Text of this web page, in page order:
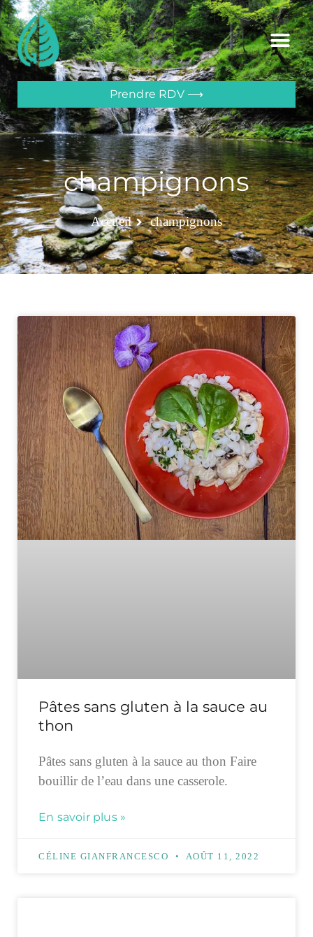
Prendre RDV ⟶
champignons
Accueil champignons
Pâtes sans gluten à la sauce au
thon
Pâtes sans gluten à la sauce au thon Faire
bouillir de l’eau dans une casserole.
En savoir plus »
CÉLINE GIANFRANCESCO AOÛT 11, 2022